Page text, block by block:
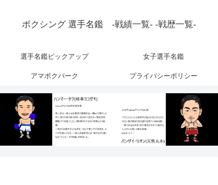
ボクシング 選手名鑑 -戦績一覧- -戦歴一覧-
選手名鑑ピックアップ 女子選手名鑑
アマボクパーク プライバシーポリシー